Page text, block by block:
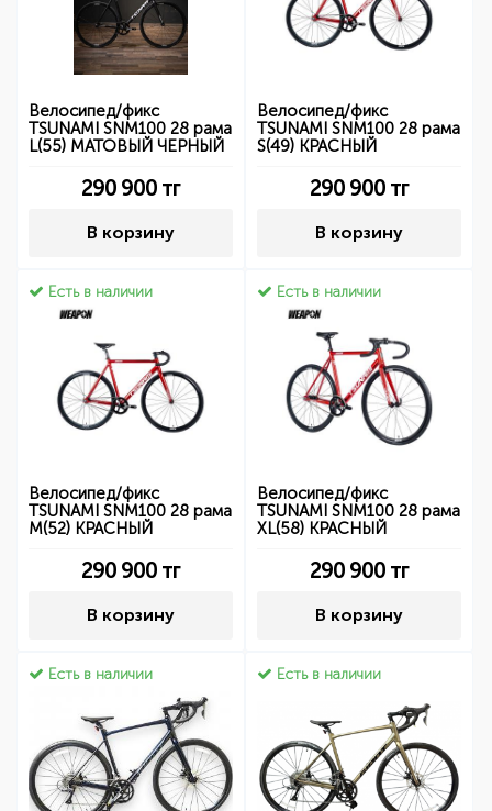
Велосипед/фикс
TSUNAMI SNM100 28 рама
L(55) МАТОВЫЙ ЧЕРНЫЙ
290 900 тг
В корзину
Велосипед/фикс
TSUNAMI SNM100 28 рама
S(49) КРАСНЫЙ
290 900 тг
В корзину
Есть в наличии
Велосипед/фикс
TSUNAMI SNM100 28 рама
M(52) КРАСНЫЙ
290 900 тг
В корзину
Есть в наличии
Велосипед/фикс
TSUNAMI SNM100 28 рама
XL(58) КРАСНЫЙ
290 900 тг
В корзину
Есть в наличии Есть в наличии